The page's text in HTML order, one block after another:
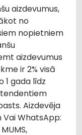
aizdevumus,
no
nopietniem
aizdevumus
ir 2% visā
1 gada līdz
Aizdevēja
WhatsApp: